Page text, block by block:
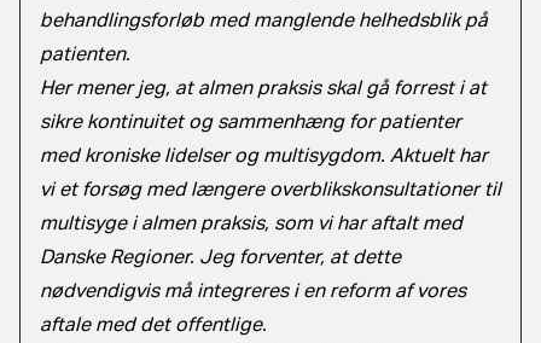
behandlingsforløb med manglende helhedsblik på
patienten.
Her mener jeg, at almen praksis skal gå forrest i at
sikre kontinuitet og sammenhæng for patienter
med kroniske lidelser og multisygdom. Aktuelt har
vi et forsøg med længere overblikskonsultationer til
multisyge i almen praksis, som vi har aftalt med
Danske Regioner. Jeg forventer, at dette
nødvendigvis må integreres i en reform af vores
aftale med det offentlige.